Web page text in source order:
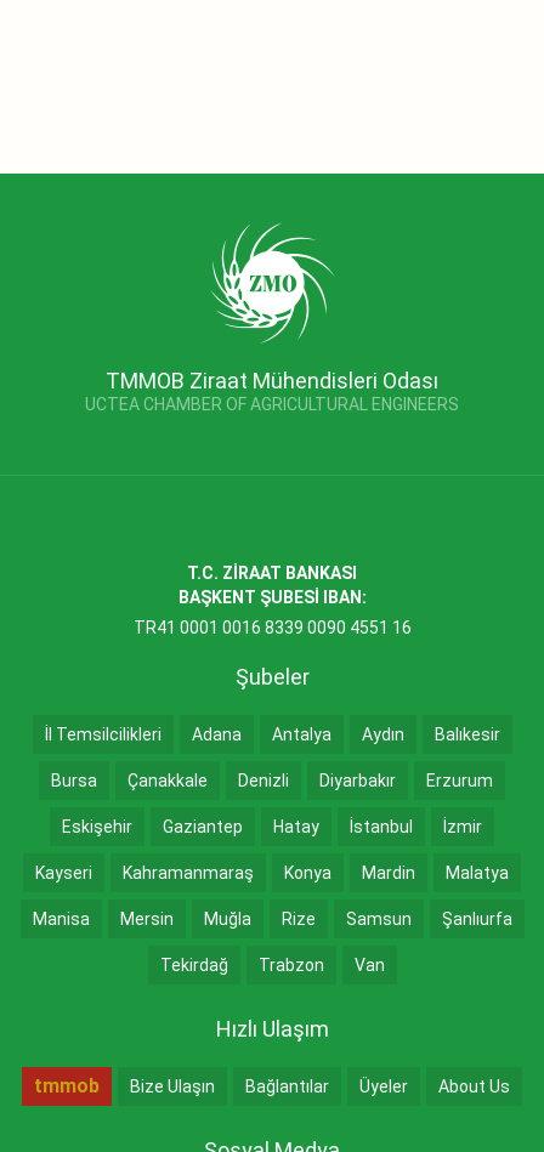
TMMOB Ziraat Mühendisleri Odası
UCTEA CHAMBER OF AGRICULTURAL ENGINEERS
T.C. ZİRAAT BANKASI
BAŞKENT ŞUBESİ IBAN:
TR41 0001 0016 8339 0090 4551 16
Şubeler
İl Temsilcilikleri Adana Antalya Aydın Balıkesir
Bursa Çanakkale Denizli Diyarbakır Erzurum
Eskişehir Gaziantep Hatay İstanbul İzmir
Kayseri Kahramanmaraş Konya Mardin Malatya
Manisa Mersin Muğla Rize Samsun Şanlıurfa
Tekirdağ Trabzon Van
Hızlı Ulaşım
tmmob Bize Ulaşın Bağlantılar Üyeler About Us